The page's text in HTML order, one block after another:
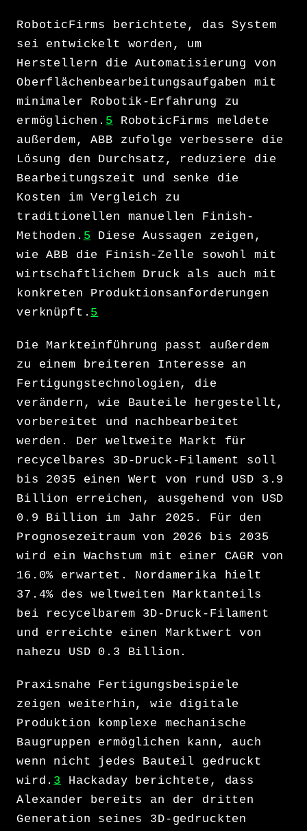
RoboticFirms berichtete, das System
sei entwickelt worden, um
Herstellern die Automatisierung von
Oberflächenbearbeitungsaufgaben mit
minimaler Robotik-Erfahrung zu
ermöglichen. 5
RoboticFirms meldete
außerdem, ABB zufolge verbessere die
Lösung den Durchsatz, reduziere die
Bearbeitungszeit und senke die
Kosten im Vergleich zu
traditionellen manuellen Finish-
Methoden. 5 Diese Aussagen zeigen,
wie ABB die Finish-Zelle sowohl mit
wirtschaftlichem Druck als auch mit
konkreten Produktionsanforderungen
verknüpft. 5
Die Markteinführung passt außerdem
zu einem breiteren Interesse an
Fertigungstechnologien, die
verändern, wie Bauteile hergestellt,
vorbereitet und nachbearbeitet
werden. Der weltweite Markt für
recycelbares 3D-Druck-Filament soll
bis 2035 einen Wert von rund USD 3.9
Billion erreichen, ausgehend von USD
0.9 Billion im Jahr 2025. Für den
Prognosezeitraum von 2026 bis 2035
wird ein Wachstum mit einer CAGR von
16.0% erwartet. Nordamerika hielt
37.4% des weltweiten Marktanteils
bei recycelbarem 3D-Druck-Filament
und erreichte einen Marktwert von
nahezu USD 0.3 Billion.
Praxisnahe Fertigungsbeispiele
zeigen weiterhin, wie digitale
Produktion komplexe mechanische
Baugruppen ermöglichen kann, auch
wenn nicht jedes Bauteil gedruckt
wird. 3
Hackaday berichtete, dass
Alexander bereits an der dritten
Generation seines 3D-gedruckten